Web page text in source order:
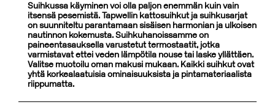
Suihkussa käyminen voi olla paljon enemmän kuin vain
itsensä pesemistä. Tapwellin kattosuihkut ja suihkusarjat
on suunniteltu parantamaan sisäisen harmonian ja ulkoisen
nautinnon kokemusta. Suihkuhanoissamme on
paineentasauksella varustetut termostaatit, jotka
varmistavat ettei veden lämpötila nouse tai laske yllättäen.
Valitse muotoilu oman makusi mukaan. Kaikki suihkut ovat
yhtä korkealaatuisia ominaisuuksista ja pintamateriaalista
riippumatta.